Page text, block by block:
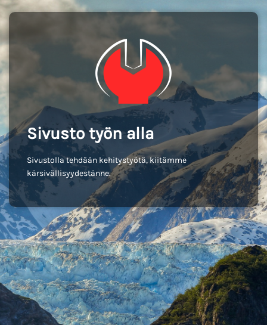
Sivusto työn alla
Sivustolla tehdään kehitystyötä, kiitämme
kärsivällisyydestänne.